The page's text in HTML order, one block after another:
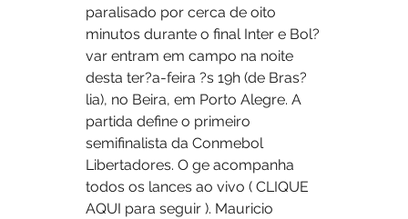
paralisado por cerca de oito
minutos durante o final Inter e Bol?
var entram em campo na noite
desta ter?a-feira ?s 19h (de Bras?
lia), no Beira, em Porto Alegre. A
partida define o primeiro
semifinalista da Conmebol
Libertadores. O ge acompanha
todos os lances ao vivo ( CLIQUE
AQUI para seguir ). Mauricio